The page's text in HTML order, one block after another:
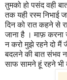
तुमको हो पसंद वही
तक यही रस्म निभाई
दिन को रात कहने से
जाना है । माफ़ करना
न करो मुझे रहने दो मैं
बदलने की बात संभव
साफ सामने हूं रहने भी